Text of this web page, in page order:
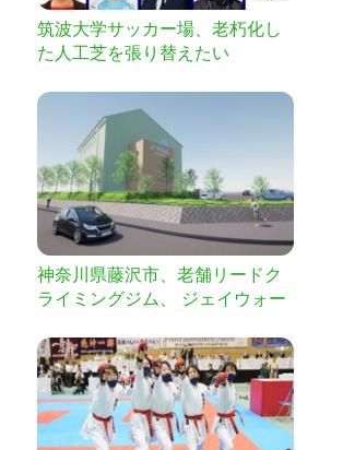
筑波大学サッカー場、老朽化し
た人工芝を張り替えたい
神奈川県藤沢市、老舗リードク
ライミングジム、 ジェイウォー